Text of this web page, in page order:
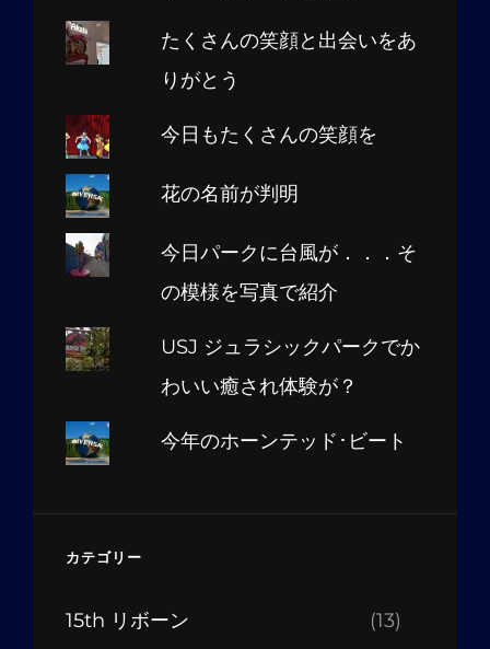
たくさんの笑顔と出会いをあ
りがとう
今日もたくさんの笑顔を
花の名前が判明
今日パークに台風が．．．そ
の模様を写真で紹介
USJ ジュラシックパークでか
わいい癒され体験が？
今年のホーンテッド･ビート
カテゴリー
15th リボーン (13)